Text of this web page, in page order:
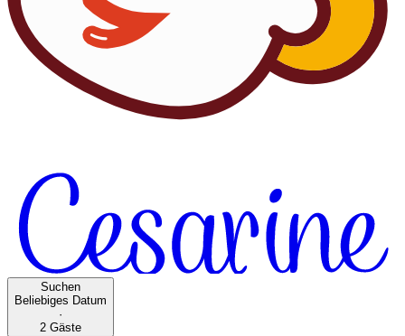
Suchen
Beliebiges Datum
·
2 Gäste